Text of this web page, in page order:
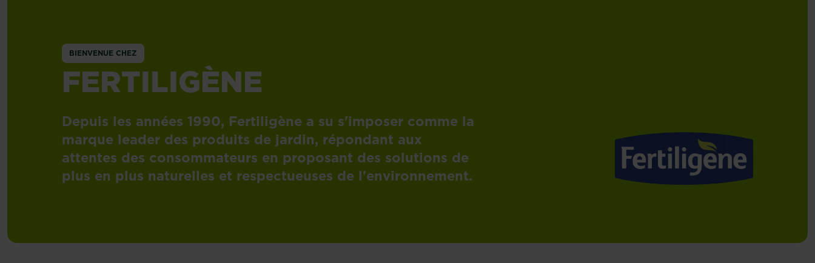
BIENVENUE CHEZ
FERTILIGÈNE
Depuis les années 1990, Fertiligène a su s'imposer comme la
marque leader des produits de jardin, répondant aux
attentes des consommateurs en proposant des solutions de
plus en plus naturelles et respectueuses de l'environnement.